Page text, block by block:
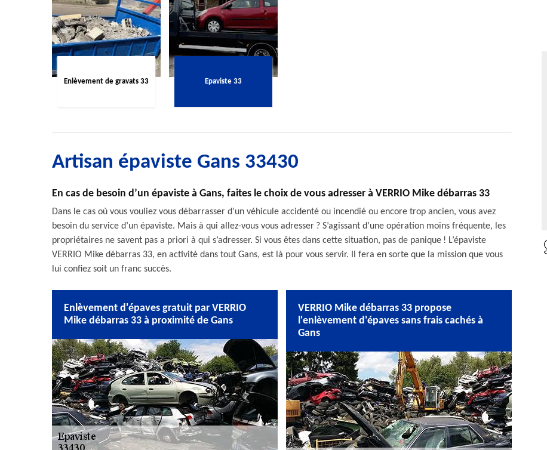
Enlèvement de gravats 33 Epaviste 33
Artisan épaviste Gans 33430
En cas de besoin d’un épaviste à Gans, faites le choix de vous adresser à VERRIO Mike débarras 33
Dans le cas où vous vouliez vous débarrasser d’un véhicule accidenté ou incendié ou encore trop ancien, vous avez
besoin du service d’un épaviste. Mais à qui allez-vous vous adresser ? S’agissant d’une opération moins fréquente, les
propriétaires ne savent pas a priori à qui s’adresser. Si vous êtes dans cette situation, pas de panique ! L’épaviste
VERRIO Mike débarras 33, en activité dans tout Gans, est là pour vous servir. Il fera en sorte que la mission que vous
lui confiez soit un franc succès.
Enlèvement d'épaves gratuit par VERRIO
Mike débarras 33 à proximité de Gans
VERRIO Mike débarras 33 propose
l'enlèvement d'épaves sans frais cachés à
Gans